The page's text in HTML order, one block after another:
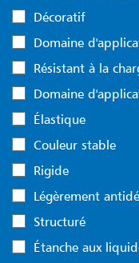
Décoratif
Domaine
Résistant à la
Domaine
Élastique
Couleur stable
Rigide
Légèrement
Structuré
Étanche aux